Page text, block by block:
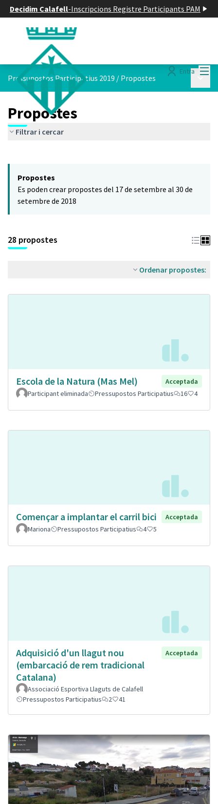
Decidim Calafell-Inscripcions Registre Participants PAM
Entra
Pressupostos Participatius 2019 / Propostes
Propostes
Filtrar i cercar
−
Propostes
Es poden crear propostes del 17 de setembre al 30 de
setembre de 2018
28 propostes
Ordenar propostes:
Escola de la Natura (Mas Mel)
Acceptada
Participant eliminada
Pressupostos Participatius 16 4
Començar a implantar el carril bici
Acceptada
Mariona
Pressupostos Participatius 4 5
Adquisició d'un llagut nou
(embarcació de rem tradicional
Catalana)
Acceptada
Associació Esportiva Llaguts de Calafell
Pressupostos Participatius
2 41